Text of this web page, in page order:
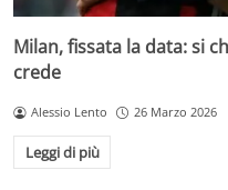
Milan, fissata la data: si
crede
Alessio Lento 26 Marzo 2026
Leggi di più